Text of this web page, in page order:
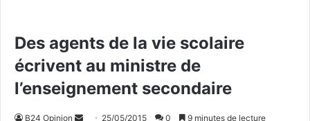
Des agents de la vie scolaire
écrivent au ministre de
l’enseignement secondaire
B24 Opinion 25/05/2015 0 9 minutes de lecture